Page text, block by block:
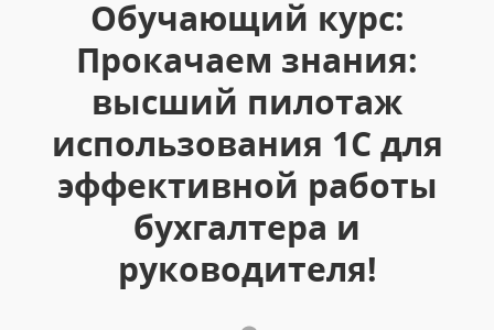
Обучающий курс:
Прокачаем знания:
высший пилотаж
использования 1С для
эффективной работы
бухгалтера и
руководителя!